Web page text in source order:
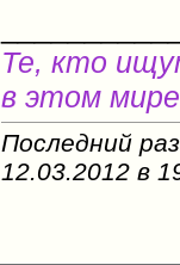
Те, кто
в этом мире
Последний
12.03.2012 в